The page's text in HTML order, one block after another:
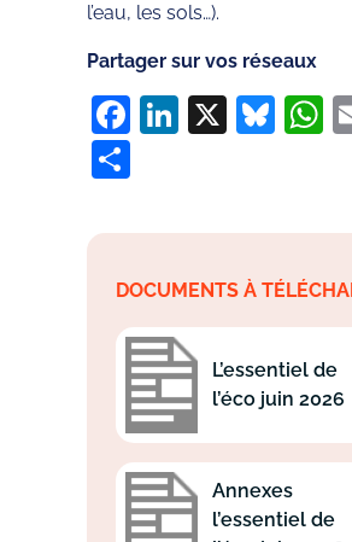
l’eau, les sols…).
Partager sur vos réseaux
Facebook
LinkedIn
X
DOCUMENTS À
L’essentiel de
l’éco juin 2026
Annexes
l’essentiel de